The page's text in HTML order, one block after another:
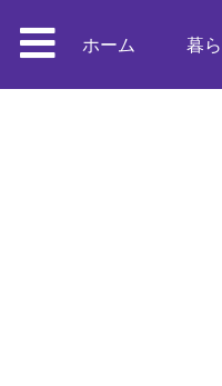
ホーム 暮